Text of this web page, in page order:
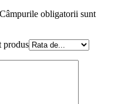
Câmpurile obligatorii sunt
produs